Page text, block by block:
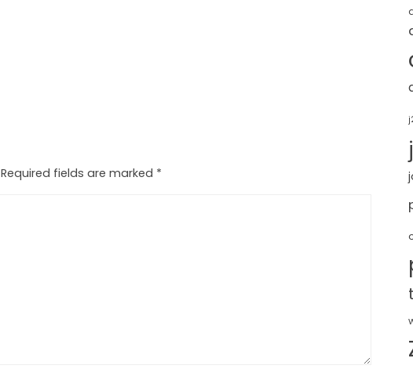
Required fields are marked *